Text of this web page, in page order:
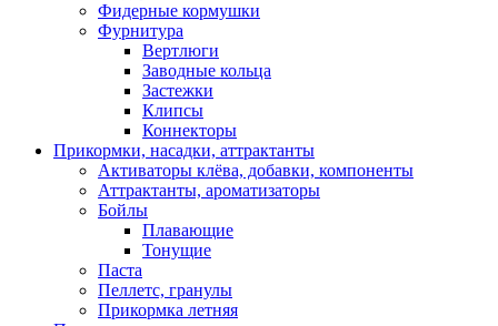
Фидерные кормушки
Фурнитура
Вертлюги
Заводные кольца
Застежки
Клипсы
Коннекторы
Прикормки, насадки, аттрактанты
Активаторы клёва, добавки, компоненты
Аттрактанты, ароматизаторы
Бойлы
Плавающие
Тонущие
Паста
Пеллетс, гранулы
Прикормка летняя